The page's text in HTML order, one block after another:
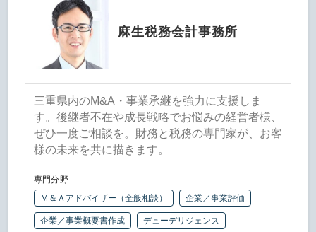
麻生税務会計事務所
三重県内のM&A・事業承継を強力に支援しま
す。後継者不在や成長戦略でお悩みの経営者様、
ぜひ一度ご相談を。財務と税務の専門家が、お客
様の未来を共に描きます。
専門分野
Ｍ＆Ａアドバイザー（全般相談）
企業／事業評価
企業／事業概要書作成 デューデリジェンス